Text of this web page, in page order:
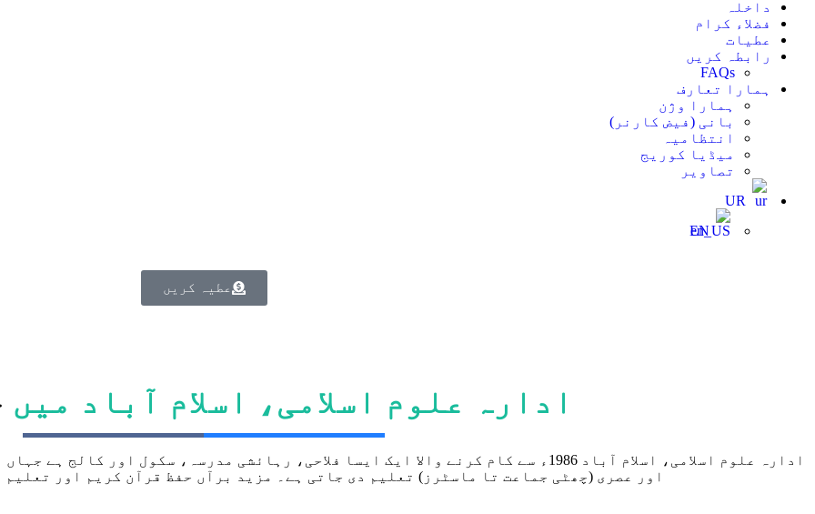
داخلہ
فضلاء کرام
عطیات
رابطہ کریں
FAQs
ہمارا تعارف
ہمارا وژن
بانی (فیض کارنر)
انتظامیہ
میڈیا کوریج
تصاویر
UR
EN
عطیہ کریں
ادارہ علوم اسلامی، اسلام آباد میں
ادارہ علوم اسلامی، اسلام آباد 1986ء سے کام کرنے والا ایک ایسا فلاحی، رہائشی مدرسہ،
اور عصری (چھٹی جماعت تا ماسٹرز) تعلیم دی جاتی ہے۔ مزید برآں حفظ قرآن کریم اور تعلیم